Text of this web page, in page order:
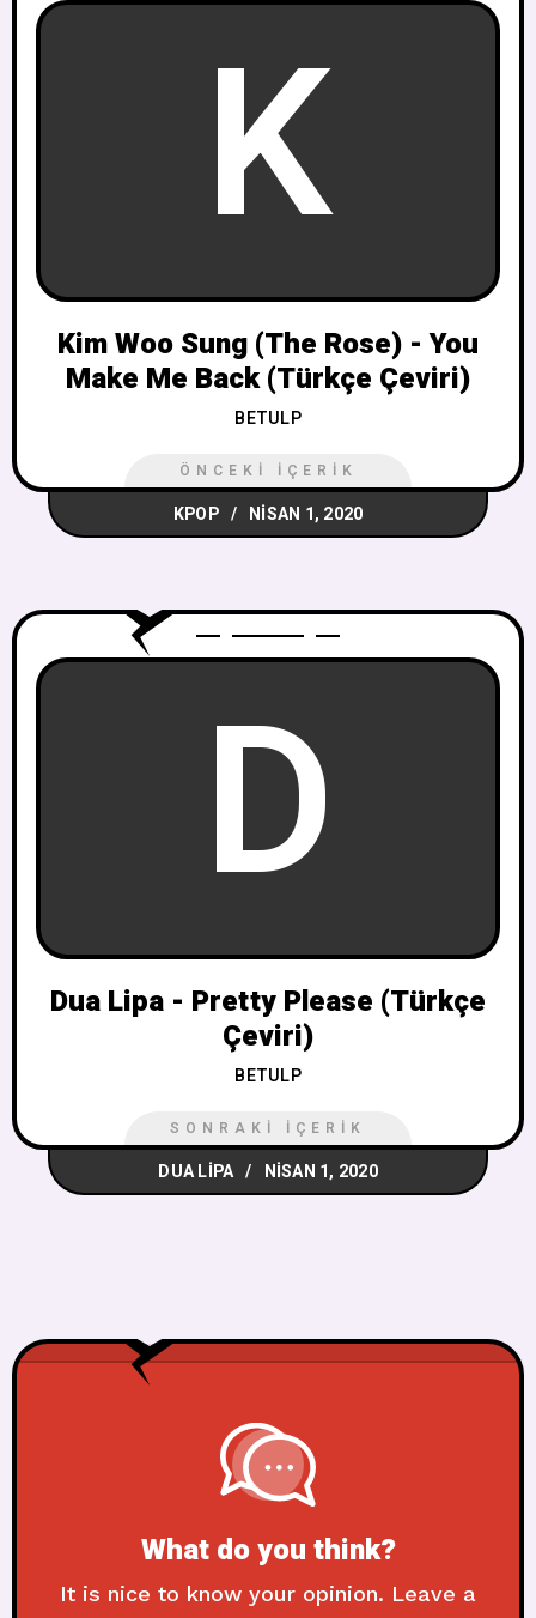
K
Kim Woo Sung (The Rose) - You
Make Me Back (Türkçe Çeviri)
BETULP
ÖNCEKI İÇERIK
KPOP NISAN 1, 2020
D
Dua Lipa - Pretty Please (Türkçe
Çeviri)
BETULP
SONRAKI İÇERIK
DUA LIPA NISAN 1, 2020
What do you think?
It is nice to know your opinion. Leave a